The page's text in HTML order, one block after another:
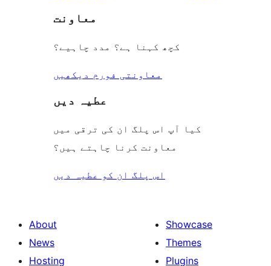
معاونت
کچھ کہنا ہے؟ مدد چاہیے؟
معاونتی فورم دیکھیں
عطیہ دیں
کیا آپ اس پلگ ان کی ترقی میں
معاونت کرنا چاہتے ہیں؟
اس پلگ ان کو عطیہ دیں
About
News
Hosting
Showcase
Themes
Plugins